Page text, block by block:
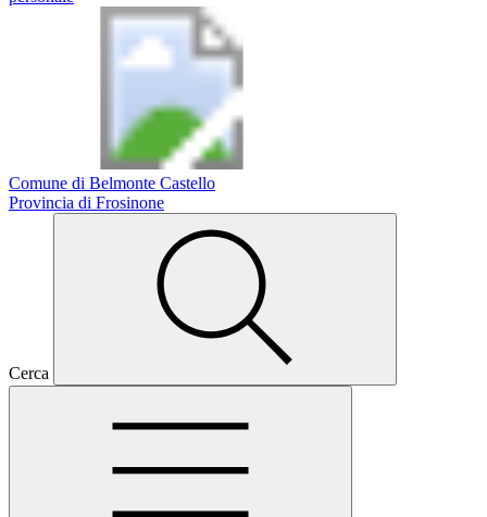
Comune di Belmonte Castello
Provincia di Frosinone
Cerca